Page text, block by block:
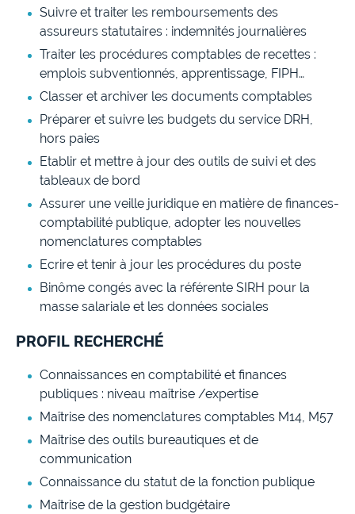
Suivre et traiter les remboursements des
assureurs statutaires : indemnités journalières
Traiter les procédures comptables de recettes :
emplois subventionnés, apprentissage, FIPH…
Classer et archiver les documents comptables
Préparer et suivre les budgets du service DRH,
hors paies
Etablir et mettre à jour des outils de suivi et des
tableaux de bord
Assurer une veille juridique en matière de finances-
comptabilité publique, adopter les nouvelles
nomenclatures comptables
Ecrire et tenir à jour les procédures du poste
Binôme congés avec la référente SIRH pour la
masse salariale et les données sociales
PROFIL RECHERCHÉ
Connaissances en comptabilité et finances
publiques : niveau maîtrise /expertise
Maîtrise des nomenclatures comptables M14, M57
Maîtrise des outils bureautiques et de
communication
Connaissance du statut de la fonction publique
Maîtrise de la gestion budgétaire